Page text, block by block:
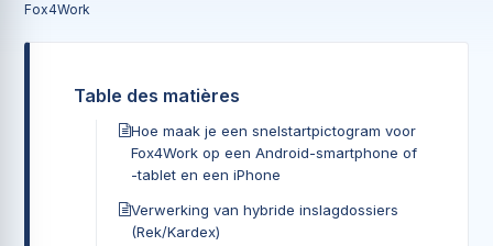
Fox4Work
Table des matières
Hoe maak je een snelstartpictogram voor
Fox4Work op een Android-smartphone of
-tablet en een iPhone
Verwerking van hybride inslagdossiers
(Rek/Kardex)